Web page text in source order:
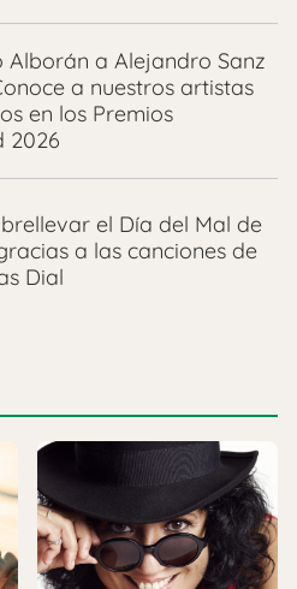
Alborán a Alejandro Sanz
a nuestros artistas
en los Premios
2026
el Día del Mal de
a las canciones de
Dial